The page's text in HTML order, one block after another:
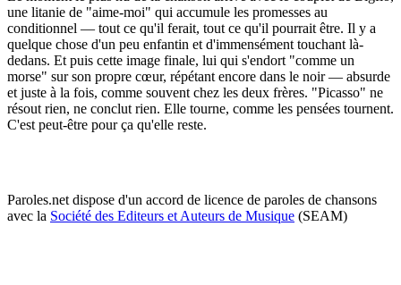
une litanie de "aime-moi" qui accumule les promesses au
conditionnel — tout ce qu'il ferait, tout ce qu'il pourrait être. Il y a
quelque chose d'un peu enfantin et d'immensément touchant là-
dedans. Et puis cette image finale, lui qui s'endort "comme un
morse" sur son propre cœur, répétant encore dans le noir — absurde
et juste à la fois, comme souvent chez les deux frères. "Picasso" ne
résout rien, ne conclut rien. Elle tourne, comme les pensées tournent.
C'est peut-être pour ça qu'elle reste.
Paroles.net dispose d'un accord de licence de paroles de chansons
avec la Société des Editeurs et Auteurs de Musique (SEAM)